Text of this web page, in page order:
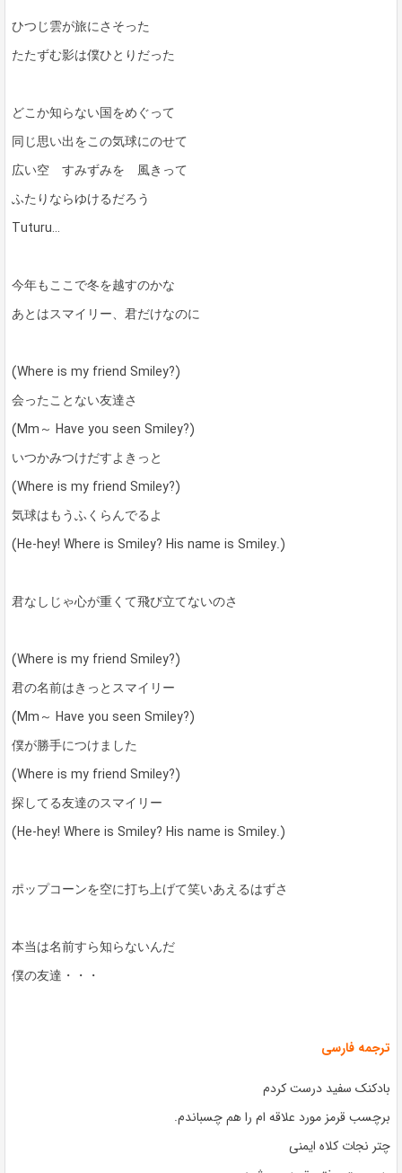
ひつじ雲が旅にさそった
たたずむ影は僕ひとりだった
どこか知らない国をめぐって
同じ思い出をこの気球にのせて
広い空 すみずみを 風きって
ふたりならゆけるだろう
Tuturu…
今年もここで冬を越すのかな
あとはスマイリー、君だけなのに
(Where is my friend Smiley?)
会ったことない友達さ
(Mm～ Have you seen Smiley?)
いつかみつけだすよきっと
(Where is my friend Smiley?)
気球はもうふくらんでるよ
(He-hey! Where is Smiley? His name is Smiley.)
君なしじゃ心が重くて飛び立てないのさ
(Where is my friend Smiley?)
君の名前はきっとスマイリー
(Mm～ Have you seen Smiley?)
僕が勝手につけました
(Where is my friend Smiley?)
探してる友達のスマイリー
(He-hey! Where is Smiley? His name is Smiley.)
ポップコーンを空に打ち上げて笑いあえるはずさ
本当は名前すら知らないんだ
僕の友達・・・
ترجمه فارسی
بادکنک سفید درست کردم
برچسب قرمز مورد علاقه ام را هم چسباندم.
چتر نجات کلاه ایمنی